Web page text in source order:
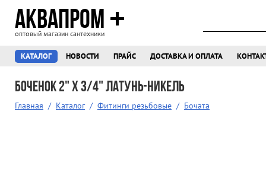
АКВАПРОМ
оптовый магазин сантехники
КАТАЛОГ НОВОСТИ ПРАЙС ДОСТАВКА И ОПЛАТА
Боченок 2" X 3/4" латунь-никель
Главная / Каталог / Фитинги резьбовые / Бочата